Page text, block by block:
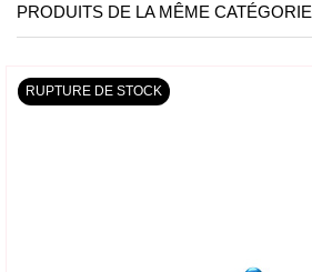
PRODUITS DE LA MÊME CATÉGORIE
RUPTURE DE STOCK